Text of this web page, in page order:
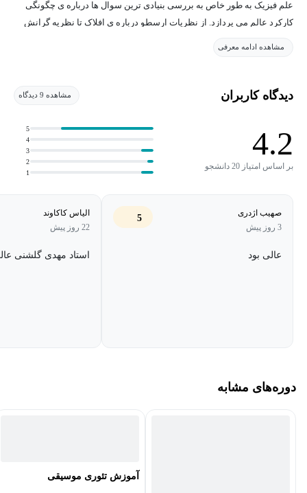
علم فیزیک به طور خاص به بررسی بنیادی ترین سوال ها درباره ی چگونگی
کارکرد عالم می پردازد. از نظریات ارسطو درباره ی افلاک تا نظریه گرانش
فیزیک قرار می دهد.
مشاهده ادامه معرفی
دیدگاه کاربران مشاهده 9 دیدگاه
4.2
بر اساس امتیاز 20 دانشجو
1
2
3
4
5
صهیب اژدری
3 روز پیش
5
عالی بود
الیاس کاکاوند
22 روز پیش
استاد مهدی گلشنی
دوره‌های مشابه
آموزش تئوری موسیقی